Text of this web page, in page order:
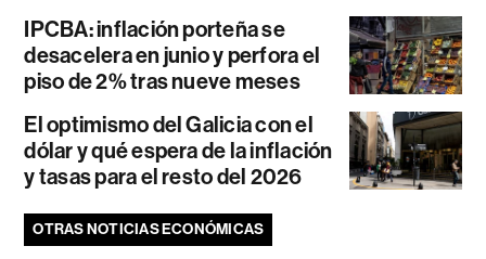
IPCBA: inflación porteña se
desacelera en junio y perfora el
piso de 2% tras nueve meses
El optimismo del Galicia con el
dólar y qué espera de la inflación
y tasas para el resto del 2026
OTRAS NOTICIAS ECONÓMICAS